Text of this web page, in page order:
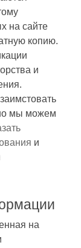
на сайте
копию.
и
мы можем
и
на